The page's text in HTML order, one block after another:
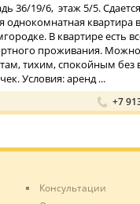
36/19/6, этаж 5/5.
однокомнатная квартира в
В квартире есть
проживания. Можно
тихим, спокойным без
Условия: аренд ...
+7
Консультации